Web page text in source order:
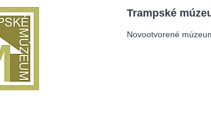
Trampské
Novootvorené